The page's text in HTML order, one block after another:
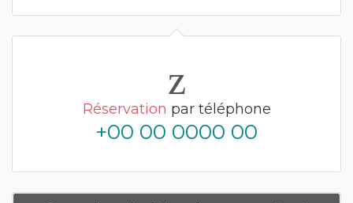
Réservation par téléphone
+00 00 0000 00